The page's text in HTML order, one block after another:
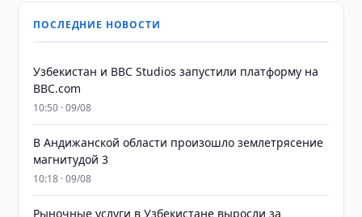
ПОСЛЕДНИЕ НОВОСТИ
Узбекистан и BBC Studios запустили платформу на
BBC.com
10:50 · 09/08
В Андижанской области произошло землетрясение
магнитудой 3
10:18 · 09/08
Рыночные услуги в Узбекистане выросли за